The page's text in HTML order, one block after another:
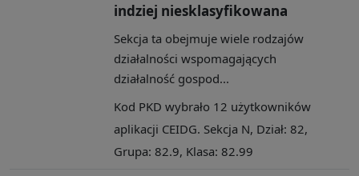
indziej niesklasyfikowana
Sekcja ta obejmuje wiele rodzajów
działalności wspomagających
działalność gospod...
Kod PKD wybrało 12 użytkowników
aplikacji CEIDG. Sekcja N, Dział: 82,
Grupa: 82.9, Klasa: 82.99